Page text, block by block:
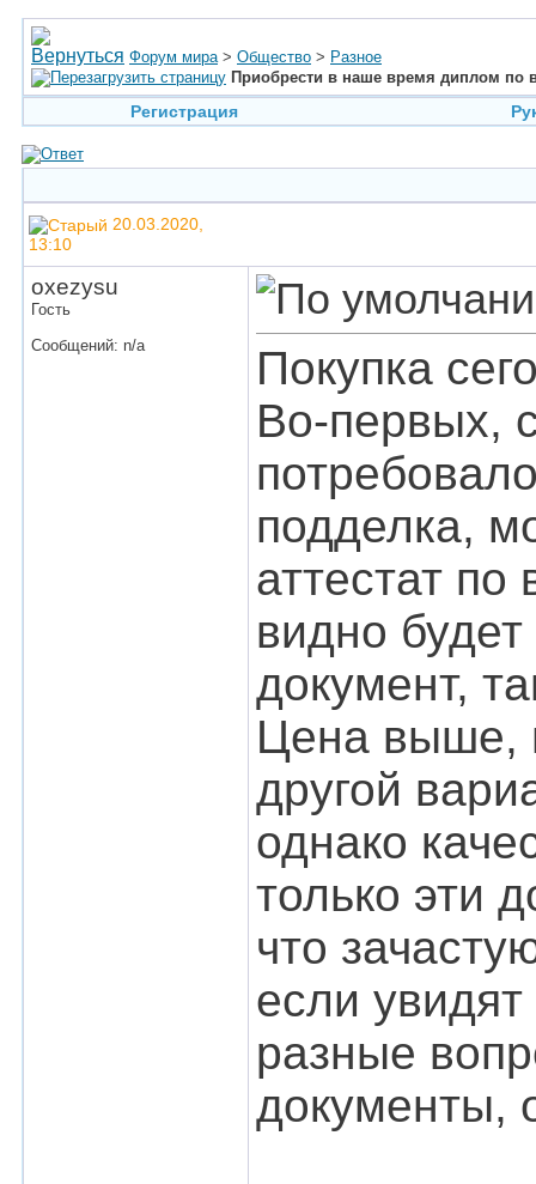
Форум мира > Общество > Разное
Приобрести в наше время диплом по
Регистрация
20.03.2020,
13:10
oxezysu
Гость
Сообщений: n/a
Покупка
Во-первых,
подделка,
аттестат
видно
документ,
Цена выше,
другой
однако
только эти
что
если
разные
документы,